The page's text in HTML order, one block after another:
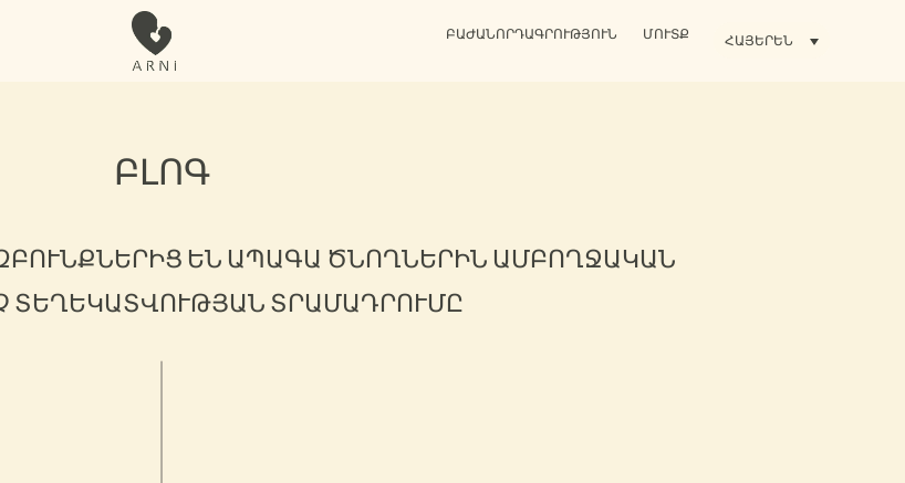
ԲԱԺԱՆՈՐԴԱԳՐՈՒԹՅՈՒՆ ՄՈՒՏՔ ՀԱՅԵՐԵՆ
ԲԼՈԳ
ԵՆ ԱՊԱԳԱ ԾՆՈՂՆԵՐԻՆ ԱՄԲՈՂՋԱԿԱՆ
ՏԵՂԵԿԱՏՎՈՒԹՅԱՆ ՏՐԱՄԱԴՐՈՒՄԸ